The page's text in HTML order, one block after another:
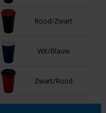
Rood/Zwart
Wit/Blauw
Zwart/Rood